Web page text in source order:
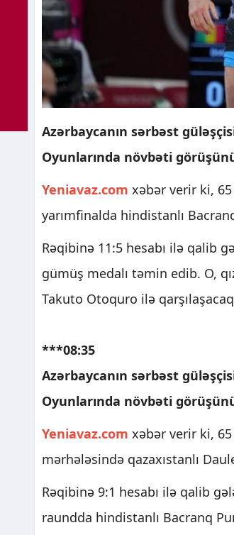
Azərbaycanın sərbəst
Oyunlarında növbəti
Yeniavaz.com xəbər verir ki, 65
yarımfinalda hindistanlı
Rəqibinə 11:5 hesabı ilə qalib
gümüş medalı təmin edib. O,
Takuto Otoquro ilə
***08:35
Azərbaycanın sərbəst
Oyunlarında növbəti
Yeniavaz.com xəbər verir ki, 65
mərhələsində qazaxıstanlı
Rəqibinə 9:1 hesabı ilə qalib
raundda hindistanlı Bacranq